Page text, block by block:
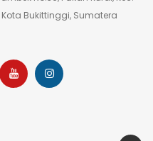
Bukittinggi, Sumatera